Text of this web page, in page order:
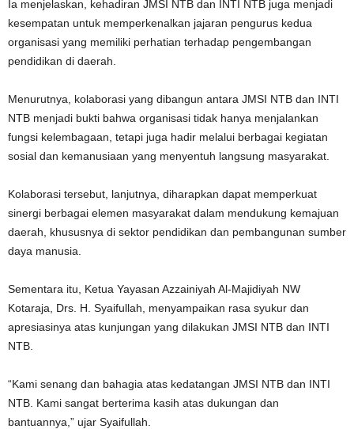
Ia menjelaskan, kehadiran JMSI NTB dan INTI NTB juga menjadi
kesempatan untuk memperkenalkan jajaran pengurus kedua
organisasi yang memiliki perhatian terhadap pengembangan
pendidikan di daerah.
Menurutnya, kolaborasi yang dibangun antara JMSI NTB dan INTI
NTB menjadi bukti bahwa organisasi tidak hanya menjalankan
fungsi kelembagaan, tetapi juga hadir melalui berbagai kegiatan
sosial dan kemanusiaan yang menyentuh langsung masyarakat.
Kolaborasi tersebut, lanjutnya, diharapkan dapat memperkuat
sinergi berbagai elemen masyarakat dalam mendukung kemajuan
daerah, khususnya di sektor pendidikan dan pembangunan sumber
daya manusia.
Sementara itu, Ketua Yayasan Azzainiyah Al-Majidiyah NW
Kotaraja, Drs. H. Syaifullah, menyampaikan rasa syukur dan
apresiasinya atas kunjungan yang dilakukan JMSI NTB dan INTI
NTB.
“Kami senang dan bahagia atas kedatangan JMSI NTB dan INTI
NTB. Kami sangat berterima kasih atas dukungan dan
bantuannya,” ujar Syaifullah.